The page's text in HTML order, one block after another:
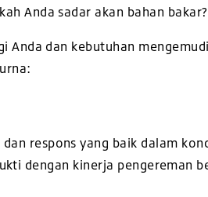
Anda sadar akan bahan bakar?
dan kebutuhan
respons yang baik dalam
dengan kinerja pengereman